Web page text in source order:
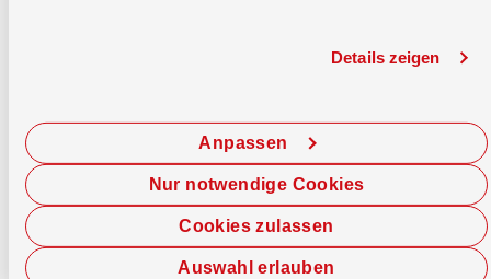
Details zeigen
Cookies zulassen
Anpassen
Auswahl erlauben
Nur notwendige Cookies
Jetzt chatten